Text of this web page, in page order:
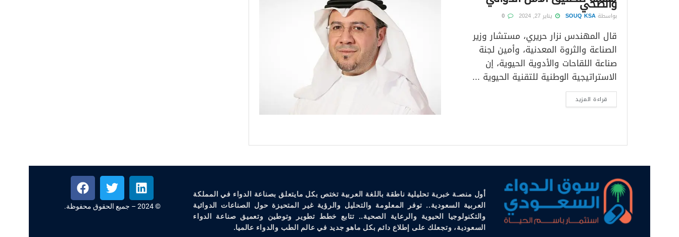
بواسطة SOUQ KSA يناير 27, 2024
قال المهندس نزار حريري، مستشار وزير
الصناعة والثروة المعدنية، وأمين لجنة
صناعة اللقاحات والأدوية الحيوية، إن
الاستراتيجية الوطنية للتقنية الحيوية ...
قراءة المزيد
أول منصـة خبرية تحليلية ناطقة باللغة العربية تختص بكل مايتعلق بصناعة الدواء في المملكة
العربية السعودية.. توفر المعلومة والتحليل والرؤية غير المتحيزة حول الصناعات الدوائية
والتكنولوجيا الحيوية والرعاية الصحية.. تتابع خطط تطوير وتوطين وتعميق صناعة الدواء
السعودية، وتجعلك على إطلاع دائم بكل ماهو جديد في عالم الطب والدواء عالميا.
© 2024 – جميع الحقوق محفوظة.